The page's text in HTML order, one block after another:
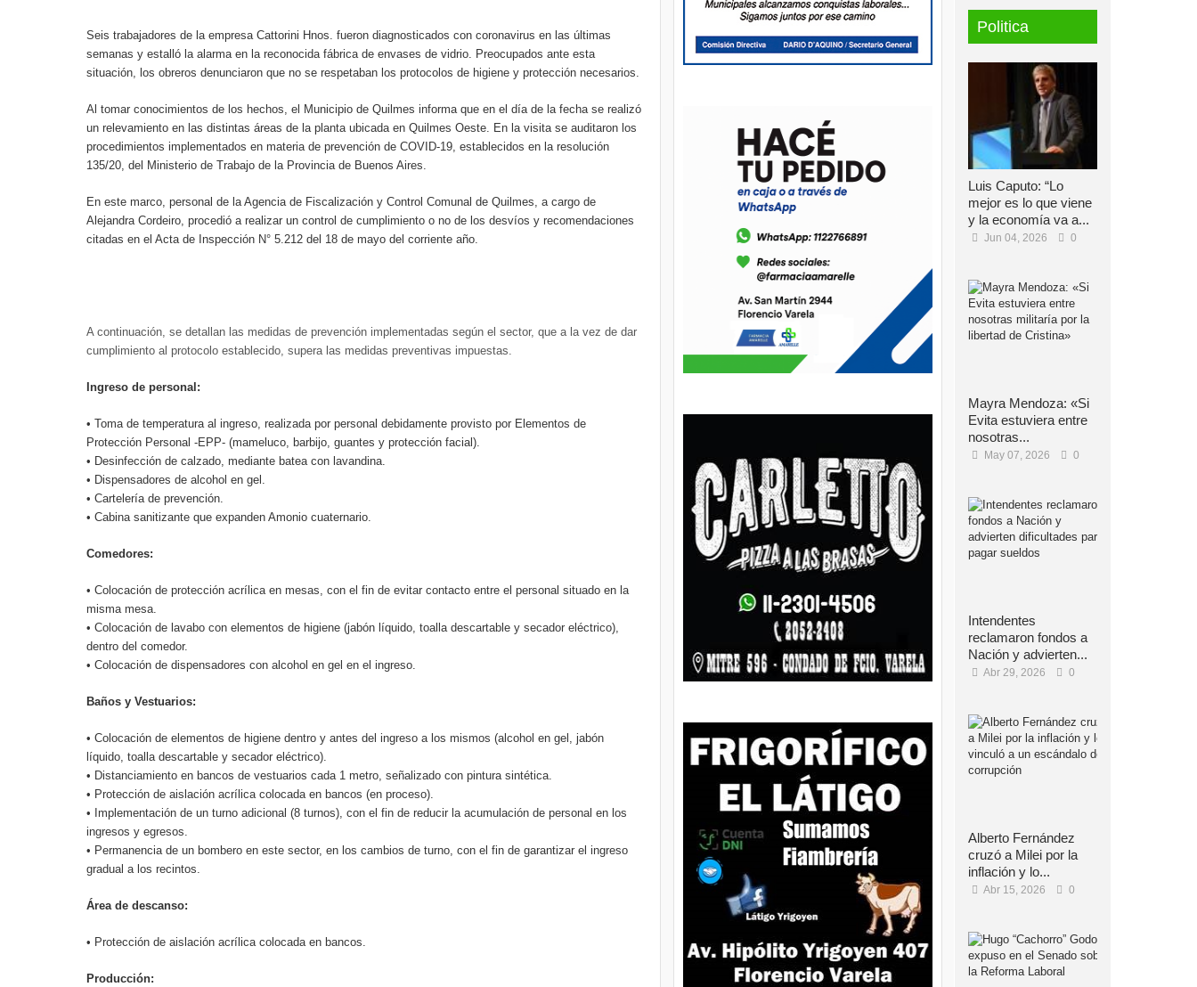
Seis trabajadores de la empresa Cattorini Hnos. fueron diagnosticados con coronavirus en las últimas
semanas y estalló la alarma en la reconocida fábrica de envases de vidrio. Preocupados ante esta
situación, los obreros denunciaron que no se respetaban los protocolos de higiene y protección necesarios.
Al tomar conocimientos de los hechos, el Municipio de Quilmes informa que en el día de la fecha se realizó
un relevamiento en las distintas áreas de la planta ubicada en Quilmes Oeste. En la visita se auditaron los
procedimientos implementados en materia de prevención de COVID-19, establecidos en la resolución
135/20, del Ministerio de Trabajo de la Provincia de Buenos Aires.
En este marco, personal de la Agencia de Fiscalización y Control Comunal de Quilmes, a cargo de
Alejandra Cordeiro, procedió a realizar un control de cumplimiento o no de los desvíos y recomendaciones
citadas en el Acta de Inspección N° 5.212 del 18 de mayo del corriente año.
A continuación, se detallan las medidas de prevención implementadas según el sector, que a la vez de dar
cumplimiento al protocolo establecido, supera las medidas preventivas impuestas.
Ingreso de personal:
• Toma de temperatura al ingreso, realizada por personal debidamente provisto por Elementos de
Protección Personal -EPP- (mameluco, barbijo, guantes y protección facial).
• Desinfección de calzado, mediante batea con lavandina.
• Dispensadores de alcohol en gel.
• Cartelería de prevención.
• Cabina sanitizante que expanden Amonio cuaternario.
Comedores:
• Colocación de protección acrílica en mesas, con el fin de evitar contacto entre el personal situado en la
misma mesa.
• Colocación de lavabo con elementos de higiene (jabón líquido, toalla descartable y secador eléctrico),
dentro del comedor.
• Colocación de dispensadores con alcohol en gel en el ingreso.
Baños y Vestuarios:
• Colocación de elementos de higiene dentro y antes del ingreso a los mismos (alcohol en gel, jabón
líquido, toalla descartable y secador eléctrico).
• Distanciamiento en bancos de vestuarios cada 1 metro, señalizado con pintura sintética.
• Protección de aislación acrílica colocada en bancos (en proceso).
• Implementación de un turno adicional (8 turnos), con el fin de reducir la acumulación de personal en los
ingresos y egresos.
• Permanencia de un bombero en este sector, en los cambios de turno, con el fin de garantizar el ingreso
gradual a los recintos.
Área de descanso:
• Protección de aislación acrílica colocada en bancos.
Producción:
Politica
Luis Caputo: “Lo
mejor es lo que viene
y la economía va a...
Jun 04, 2026 0
Mayra Mendoza: «Si
Evita estuviera entre
nosotras...
May 07, 2026 0
Intendentes
reclamaron fondos a
Nación y advierten...
Abr 29, 2026 0
Alberto Fernández
cruzó a Milei por la
inflación y lo...
Abr 15, 2026 0